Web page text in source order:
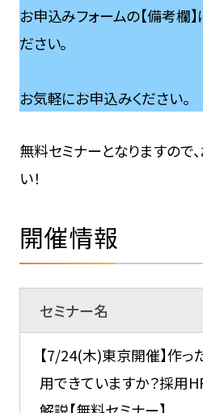
お申込みフォームの【備考欄
ださい。
お気軽にお申込みください。
無料セミナーとなりますので
い！
開催情報
セミナー名
【7/24(木)東京開催】作
用できていますか？採用